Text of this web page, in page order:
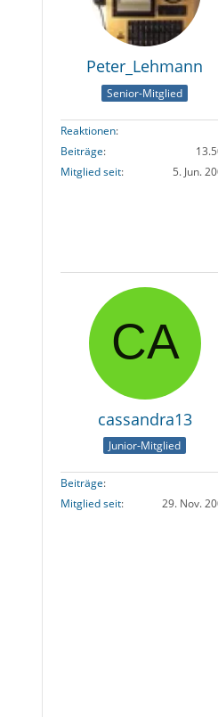
Peter_Lehmann
Senior-Mitglied
Reaktionen
Beiträge
Mitglied seit
5. Jun.
cassandra13
Junior-Mitglied
Beiträge
Mitglied seit
29. Nov.